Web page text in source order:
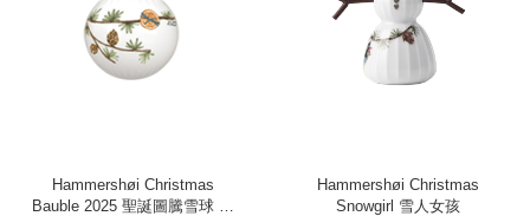
Hammershøi Christmas
Bauble 2025 聖誕圖騰雪球 吊
Hammershøi Christmas
Snowgirl 雪人女孩